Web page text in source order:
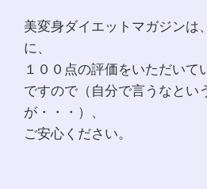
美変身ダイエットマガジンは
に、
１００点の評価をいただいて
ですので（自分で言うなとい
が・・・）、
ご安心ください。